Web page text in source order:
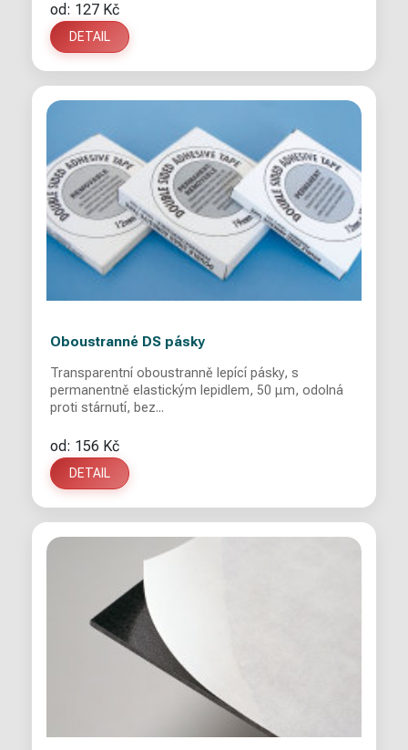
od: 127 Kč
DETAIL
Oboustranné DS pásky
Transparentní oboustranně lepící pásky, s
permanentně elastickým lepidlem, 50 μm, odolná
proti stárnutí, bez...
od: 156 Kč
DETAIL